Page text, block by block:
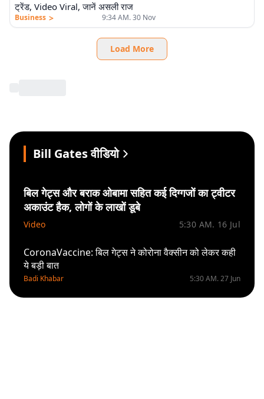
ट्रेंड, Video Viral, जानें असली राज
Business > 9:34 AM. 30 Nov
Load More
Bill Gates वीडियो
बिल गेट्स और बराक ओबामा सहित कई दिग्गजों का ट्वीटर
अकाउंट हैक, लोगों के लाखों डूबे
Video 5:30 AM. 16 Jul
CoronaVaccine: बिल गेट्स ने कोरोना वैक्सीन को लेकर कही
ये बड़ी बात
Badi Khabar 5:30 AM. 27 Jun